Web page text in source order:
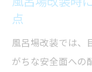
点
風呂場改装では、
がちな安全面への